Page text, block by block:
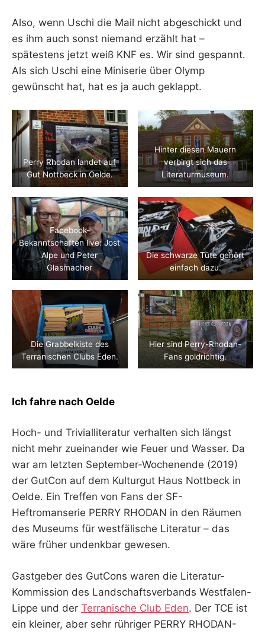
Also, wenn Uschi die Mail nicht abgeschickt und
es ihm auch sonst niemand erzählt hat –
spätestens jetzt weiß KNF es. Wir sind gespannt.
Als sich Uschi eine Miniserie über Olymp
gewünscht hat, hat es ja auch geklappt.
Perry Rhodan landet auf
Gut Nottbeck in Oelde.
Hinter diesen Mauern
verbirgt sich das
Literaturmuseum.
Facebook-
Bekanntschaften live: Jost
Alpe und Peter
Glasmacher
Die schwarze Tüte gehört
einfach dazu.
Die Grabbelkiste des
Terranischen Clubs Eden.
Hier sind Perry-Rhodan-
Fans goldrichtig.
Ich fahre nach Oelde
Hoch- und Trivialliteratur verhalten sich längst
nicht mehr zueinander wie Feuer und Wasser. Da
war am letzten September-Wochenende (2019)
der GutCon auf dem Kulturgut Haus Nottbeck in
Oelde. Ein Treffen von Fans der SF-
Heftromanserie PERRY RHODAN in den Räumen
des Museums für westfälische Literatur – das
wäre früher undenkbar gewesen.
Gastgeber des GutCons waren die Literatur-
Kommission des Landschaftsverbands Westfalen-
Lippe und der Terranische Club Eden. Der TCE ist
ein kleiner, aber sehr rühriger PERRY RHODAN-